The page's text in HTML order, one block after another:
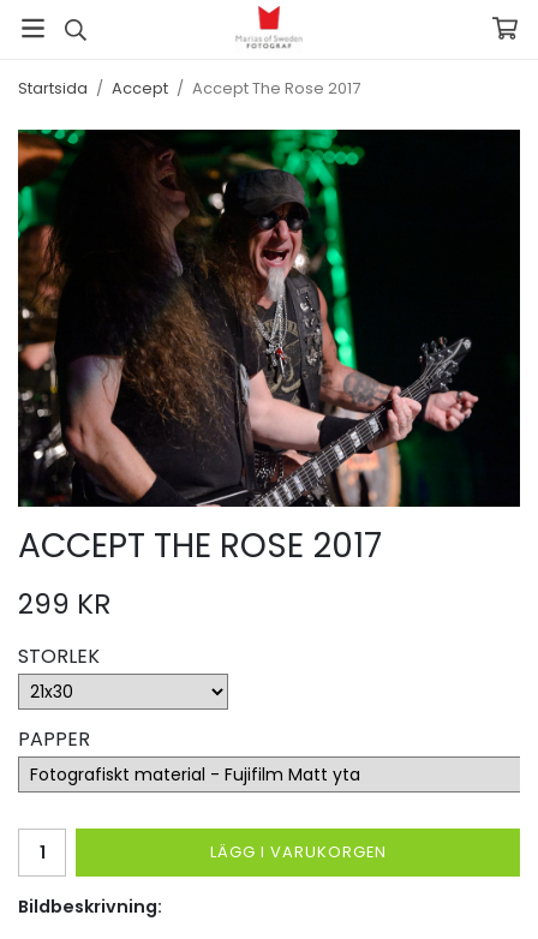
Startsida / Accept / Accept The Rose 2017
ACCEPT THE ROSE 2017
299 KR
STORLEK
PAPPER
LÄGG I VARUKORGEN
Bildbeskrivning: